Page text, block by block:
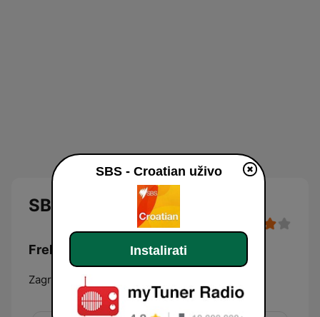
SBS - Croatian
Frekvencije SBS - Croatian:
Zagreb - Centar:
SBS - Croatian uživo
Instalirati